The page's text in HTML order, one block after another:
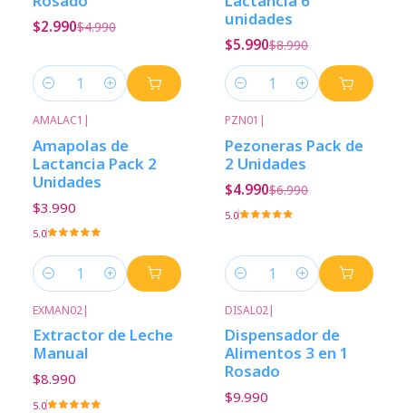
$2.990$4.990
Cantidad
unidades
$5.990$8.990
Cantidad
AMALAC1 |
Amapolas de
Lactancia Pack 2
Unidades
$3.990
5.0
Cantidad
PZN01 |
Pezoneras Pack de
2 Unidades
$4.990$6.990
5.0
Cantidad
EXMAN02|
Extractor de Leche
Manual
$8.990
5.0
DISAL02|
Dispensador de
Alimentos 3 en 1
Rosado
$9.990